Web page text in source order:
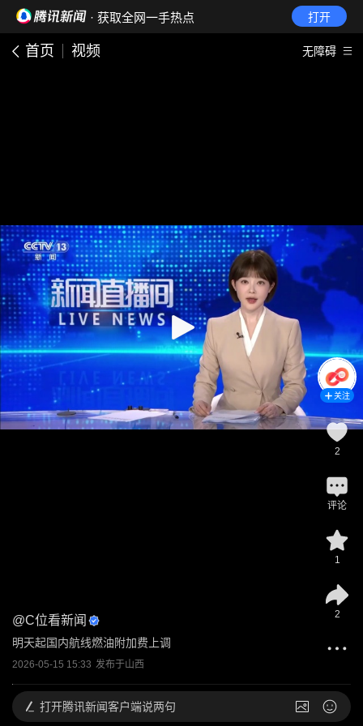
· 获取全网一手热点 打开
首页 视频 无障碍
@C位看新闻
明天起国内航线燃油附加费上调
2026-05-15 15:33 发布于山西
关注
2
评论
1
2
打开腾讯新闻客户端说两句